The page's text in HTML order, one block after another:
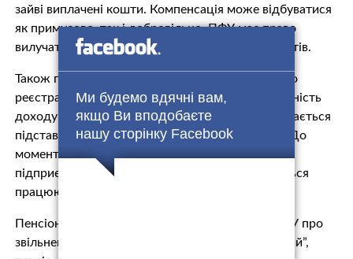
Ми будемо вдячні вам,
якщо Ви вподобаєте
нашу сторінку Facebook
зайві виплачені кошти. Компенсація може відбуватися
як примусово, так і добровільно. ПФУ має право
вилучати до 20% від пенсії для повернення коштів.
Також пенсіонери повинні повідомляти ПФУ про
реєстрацію підприємницької діяльності. Відсутність
доходу від підприємницької діяльності не вважається
підставою для визнання особи непрацюючою. До
моменту надання інформації про припинення
підприємницької діяльності пенсіонер вважається
працюючим.
Пенсіонерам також необхідно повідомляти ПФУ про
звільнення. Після набуття статусу “непрацюючий”,